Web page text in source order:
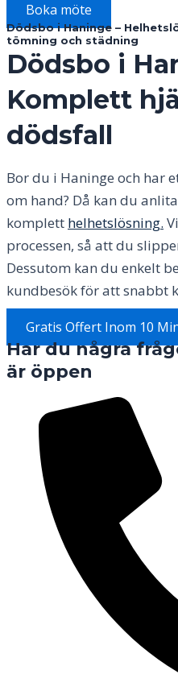
Boka möte
Dödsbo i Haninge –
tömning och städning
Dödsbo i
Komplett
dödsfall
Bor du i Haninge och har
om hand? Då kan du
komplett helhetslösning.
processen, så att du
Dessutom kan du enkelt
kundbesök för att snabbt
Gratis Offert Inom 10
Har du några
är öppen